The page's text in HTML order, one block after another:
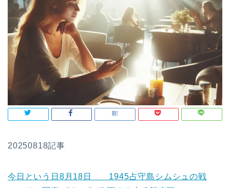
20250818記事
今日という日8月18日 1945占守島シムシュの戦